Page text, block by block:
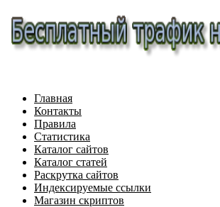
Главная
Контакты
Правила
Статистика
Каталог сайтов
Каталог статей
Раскрутка сайтов
Индексируемые ссылки
Магазин скриптов